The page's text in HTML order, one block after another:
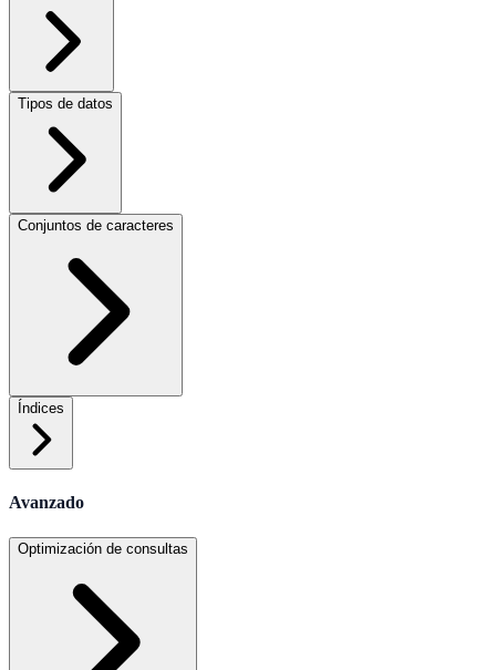
Tipos de datos
Conjuntos de caracteres
Índices
Avanzado
Optimización de consultas